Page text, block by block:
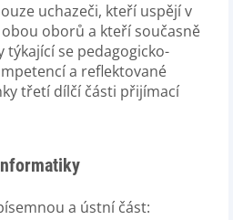
uchazeči, kteří uspějí v
oborů a kteří současně
se pedagogicko-
a reflektované
třetí dílčí části přijímací
a ústní část: